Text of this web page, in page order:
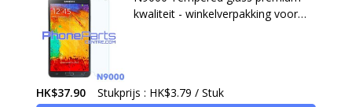
kwaliteit - winkelverpakking voor
HK$37.90 Stukprijs : HK$3.79 / Stuk